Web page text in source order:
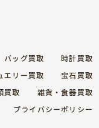
バッグ買取
時計買取
エリー買取
宝石買取
買取
雑貨・食器買取
プライバシーポリシー